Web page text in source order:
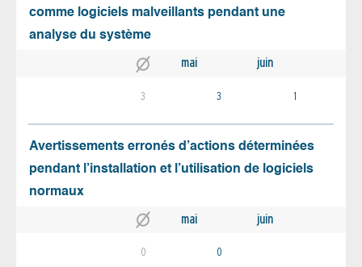
comme logiciels malveillants pendant une
analyse du système
mai juin
3 3 1
Avertissements erronés d’actions déterminées
pendant l’installation et l’utilisation de logiciels
normaux
mai juin
0 0